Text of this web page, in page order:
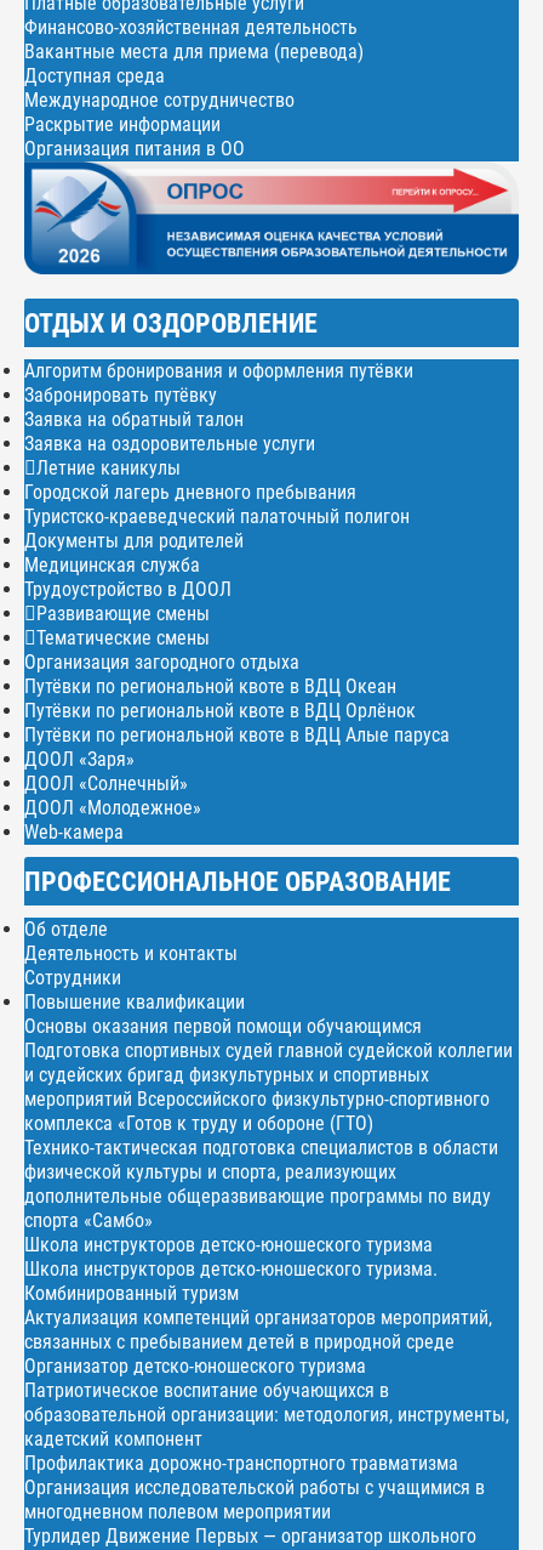
Финансово-хозяйственная деятельность
Вакантные места для приема (перевода)
Доступная среда
Международное сотрудничество
Раскрытие информации
Организация питания в ОО
ОТДЫХ И ОЗДОРОВЛЕНИЕ
Алгоритм бронирования и оформления путёвки
Забронировать путёвку
Заявка на обратный талон
Заявка на оздоровительные услуги
Летние каникулы
Городской лагерь дневного пребывания
Туристско-краеведческий палаточный полигон
Документы для родителей
Медицинская служба
Трудоустройство в ДООЛ
Развивающие смены
Тематические смены
Организация загородного отдыха
Путёвки по региональной квоте в ВДЦ Океан
Путёвки по региональной квоте в ВДЦ Орлёнок
Путёвки по региональной квоте в ВДЦ Алые паруса
ДООЛ «Заря»
ДООЛ «Солнечный»
ДООЛ «Молодежное»
Web-камера
ПРОФЕССИОНАЛЬНОЕ ОБРАЗОВАНИЕ
Об отделе
Деятельность и контакты
Сотрудники
Повышение квалификации
Основы оказания первой помощи обучающимся
Подготовка спортивных судей главной судейской коллегии
и судейских бригад физкультурных и спортивных
мероприятий Всероссийского физкультурно-спортивного
комплекса «Готов к труду и обороне (ГТО)
Технико-тактическая подготовка специалистов в области
физической культуры и спорта, реализующих
дополнительные общеразвивающие программы по виду
спорта «Самбо»
Школа инструкторов детско-юношеского туризма
Школа инструкторов детско-юношеского туризма.
Комбинированный туризм
Актуализация компетенций организаторов мероприятий,
связанных с пребыванием детей в природной среде
Организатор детско-юношеского туризма
Патриотическое воспитание обучающихся в
образовательной организации: методология, инструменты,
кадетский компонент
Профилактика дорожно-транспортного травматизма
Организация исследовательской работы с учащимися в
многодневном полевом мероприятии
Турлидер Движение Первых — организатор школьного